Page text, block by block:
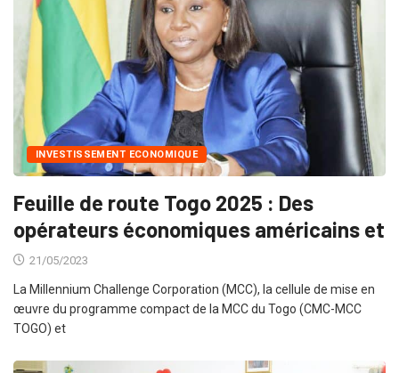
INVESTISSEMENT ECONOMIQUE
Feuille de route Togo 2025 : Des
opérateurs économiques américains et
21/05/2023
La Millennium Challenge Corporation (MCC), la cellule de mise en
œuvre du programme compact de la MCC du Togo (CMC-MCC
TOGO) et